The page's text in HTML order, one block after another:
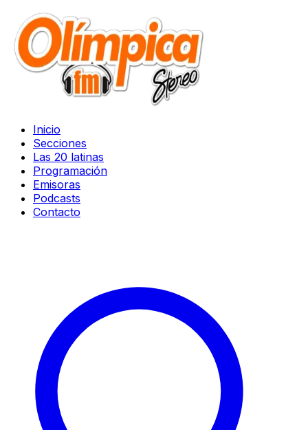
Inicio
Secciones
Las 20 latinas
Programación
Emisoras
Podcasts
Contacto